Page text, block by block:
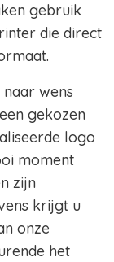
gebruik
die direct
wens
gekozen
logo
moment
zijn
krijgt u
onze
het